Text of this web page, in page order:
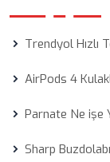
Trendyol Hızlı
AirPods 4
Parnate Ne işe
Sharp